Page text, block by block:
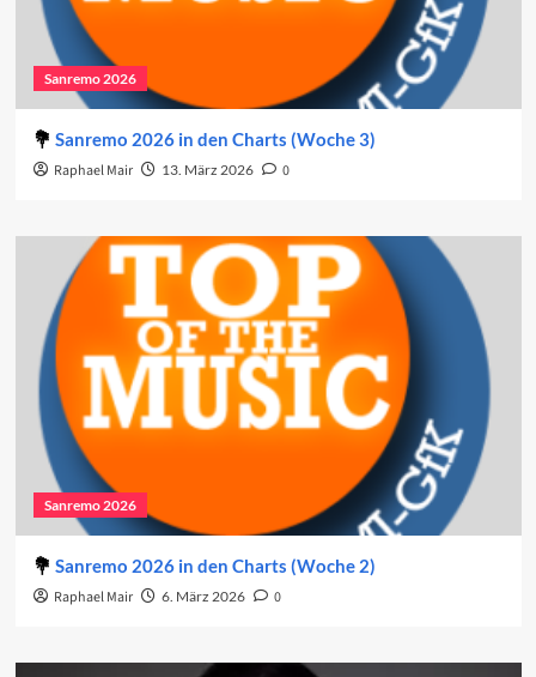
Sanremo 2026
Sanremo 2026 in den Charts (Woche 3)
Raphael Mair 13. März 2026 0
Sanremo 2026
Sanremo 2026 in den Charts (Woche 2)
Raphael Mair 6. März 2026 0